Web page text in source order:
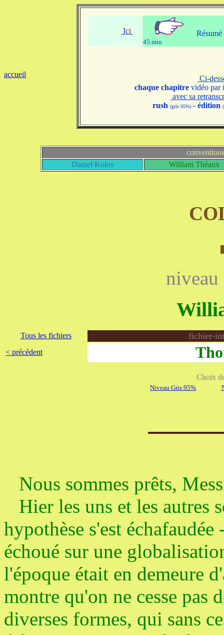
accueil
Ici
45.min
Ci-
chaque chapitre vidéo par
avec sa
rush (gris 95%) - édition
conventions
Daniel Kolos
William Théaux
Tous les fichiers fichier-
< précédent
Choix
Niveau Gris 95%
Nous sommes prêts,
Hier les uns et les autres
hypothèse s'est
échoué sur une
l'époque était en demeure
montre qu'on ne cesse pas
diverses formes, qui sans